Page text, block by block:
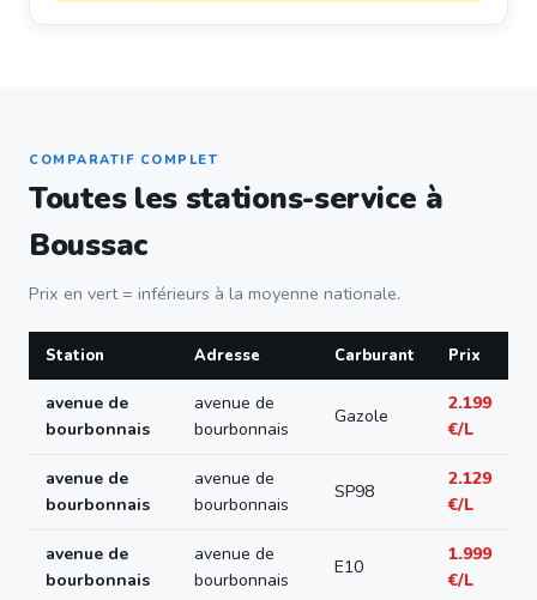
COMPARATIF COMPLET
Toutes les stations-service à
Boussac
Prix en vert = inférieurs à la moyenne nationale.
Station Adresse Carburant Prix
avenue de
bourbonnais
avenue de
bourbonnais
Gazole
2.199
€/L
avenue de
bourbonnais
avenue de
bourbonnais
SP98
2.129
€/L
avenue de
bourbonnais
avenue de
bourbonnais
E10
1.999
€/L